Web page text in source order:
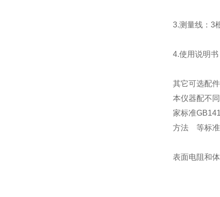
3.测量线：3
4.使用说明
其它可选配
本仪器配不
家标准
方法 等标准
表面电阻和